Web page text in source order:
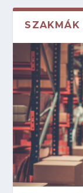
SZAKMÁK